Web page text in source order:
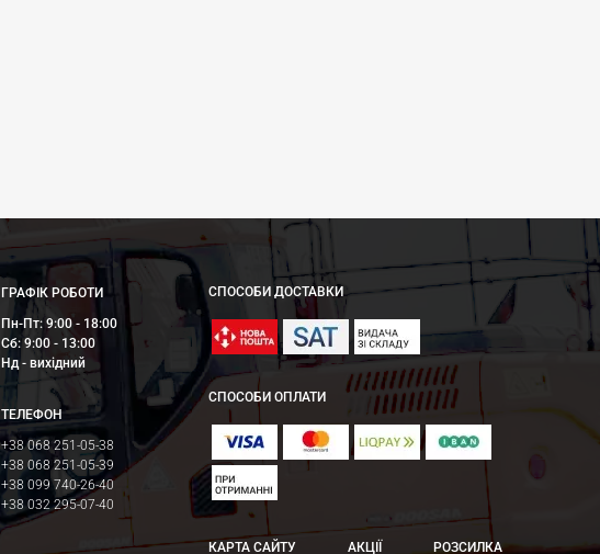
ГРАФІК РОБОТИ
Пн-Пт: 9:00 - 18:00
Сб: 9:00 - 13:00
Нд - вихідний
ТЕЛЕФОН
+38 068 251-05-38
+38 068 251-05-39
+38 099 740-26-40
+38 032 295-07-40
СПОСОБИ ДОСТАВКИ
СПОСОБИ ОПЛАТИ
КАРТА САЙТУ АКЦІЇ РОЗСИЛКА